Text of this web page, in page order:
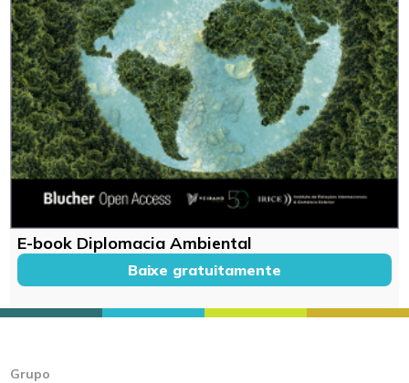
E-book Diplomacia Ambiental
Baixe gratuitamente
Grupo